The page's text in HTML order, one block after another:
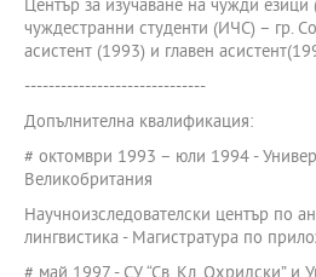
Център за изучаване на чужди
чуждестранни студенти (ИЧС) – гр.
асистент (1993) и главен
------------------------------
Допълнителна квалификация:
# октомври 1993 – юли 1994 -
Великобритания
Научноизследователски център по
лингвистика - Магистратура по